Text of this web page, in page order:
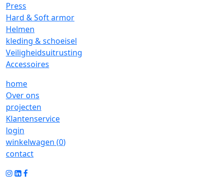
Press
Hard & Soft armor
Helmen
kleding & schoeisel
Veiligheidsuitrusting
Accessoires
home
Over ons
projecten
Klantenservice
login
winkelwagen (0)
contact